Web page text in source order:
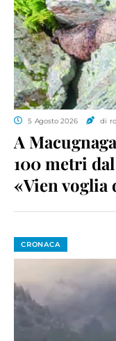
5 Agosto 2026 di
A
100 metri
«Vien voglia
CRONACA